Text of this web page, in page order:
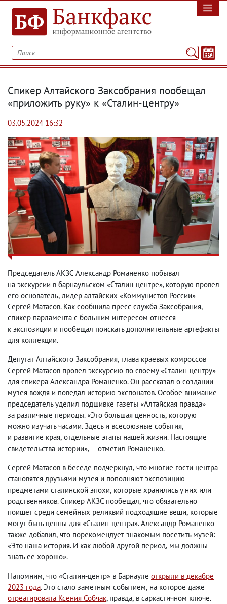
Спикер Алтайского Заксобрания пообещал
«приложить руку» к «Сталин-центру»
03.05.2024 16:32
Председатель АКЗС Александр Романенко побывал
на экскурсии в барнаульском «Сталин-центре», которую провел
его основатель, лидер алтайских «Коммунистов России»
Сергей Матасов. Как сообщила пресс-служба Заксобрания,
спикер парламента с большим интересом отнесся
к экспозиции и пообещал поискать дополнительные артефакты
для коллекции.
Депутат Алтайского Заксобрания, глава краевых комроссов
Сергей Матасов провел экскурсию по своему «Сталин-центру»
для спикера Александра Романенко. Он рассказал о создании
музея вождя и поведал историю экспонатов. Особое внимание
председатель уделил подшивке газеты «Алтайская правда»
за различные периоды. «Это большая ценность, которую
можно изучать часами. Здесь и всесоюзные события,
и развитие края, отдельные этапы нашей жизни. Настоящие
свидетельства истории», — отметил Романенко.
Сергей Матасов в беседе подчеркнул, что многие гости центра
становятся друзьями музея и пополняют экспозицию
предметами сталинской эпохи, которые хранились у них или
родственников. Спикер АКЗС пообещал, что обязательно
поищет среди семейных реликвий подходящие вещи, которые
могут быть ценны для «Сталин-центра». Александр Романенко
также добавил, что порекомендует знакомым посетить музей:
«Это наша история. И как любой другой период, мы должны
знать ее хорошо».
Напомним, что «Сталин-центр» в Барнауле открыли в декабре
2023 года. Это стало заметным событием, на которое даже
отреагировала Ксения Собчак, правда, в саркастичном ключе.